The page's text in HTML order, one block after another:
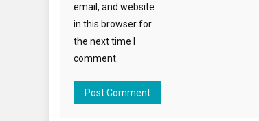
email, and website
in this browser for
the next time I
comment.